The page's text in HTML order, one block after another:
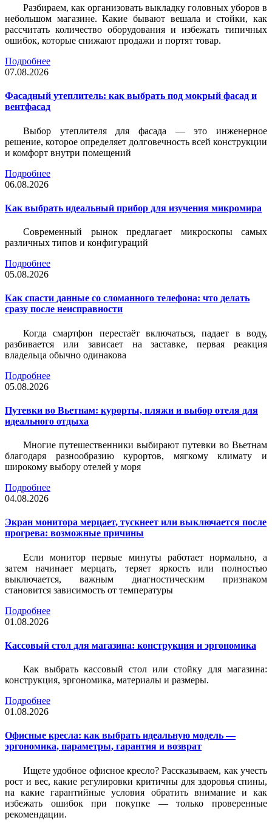
Разбираем, как организовать выкладку головных уборов в
небольшом магазине. Какие бывают вешала и стойки, как
рассчитать количество оборудования и избежать типичных
ошибок, которые снижают продажи и портят товар.
Подробнее
07.08.2026
Фасадный утеплитель: как выбрать под мокрый фасад и
вентфасад
Выбор утеплителя для фасада — это инженерное
решение, которое определяет долговечность всей конструкции
и комфорт внутри помещений
Подробнее
06.08.2026
Как выбрать идеальный прибор для изучения микромира
Современный рынок предлагает микроскопы самых
различных типов и конфигураций
Подробнее
05.08.2026
Как спасти данные со сломанного телефона: что делать
сразу после неисправности
Когда смартфон перестаёт включаться, падает в воду,
разбивается или зависает на заставке, первая реакция
владельца обычно одинакова
Подробнее
05.08.2026
Путевки во Вьетнам: курорты, пляжи и выбор отеля для
идеального отдыха
Многие путешественники выбирают путевки во Вьетнам
благодаря разнообразию курортов, мягкому климату и
широкому выбору отелей у моря
Подробнее
04.08.2026
Экран монитора мерцает, тускнеет или выключается после
прогрева: возможные причины
Если монитор первые минуты работает нормально, а
затем начинает мерцать, теряет яркость или полностью
выключается, важным диагностическим признаком
становится зависимость от температуры
Подробнее
01.08.2026
Кассовый стол для магазина: конструкция и эргономика
Как выбрать кассовый стол или стойку для магазина:
конструкция, эргономика, материалы и размеры.
Подробнее
01.08.2026
Офисные кресла: как выбрать идеальную модель —
эргономика, параметры, гарантия и возврат
Ищете удобное офисное кресло? Рассказываем, как учесть
рост и вес, какие регулировки критичны для здоровья спины,
на какие гарантийные условия обратить внимание и как
избежать ошибок при покупке — только проверенные
рекомендации.